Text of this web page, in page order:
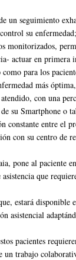
un seguimiento
su
monitorizados,
actuar en primera
para los
más
con una
su Smartphone o
constante entre el
con su centro de
pone al paciente
que
estará disponible
asistencial
pacientes
un trabajo